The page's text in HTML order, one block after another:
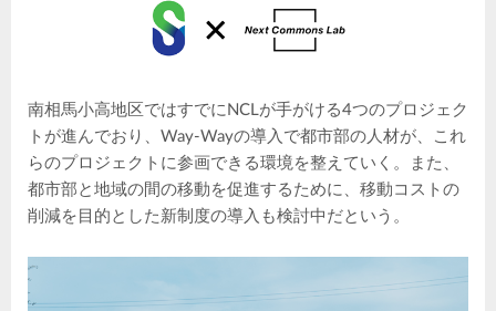
南相馬小高地区ではすでにNCLが手がける4つのプロジェク
トが進んでおり、Way-Wayの導入で都市部の人材が、これ
らのプロジェクトに参画できる環境を整えていく。また、
都市部と地域の間の移動を促進するために、移動コストの
削減を目的とした新制度の導入も検討中だという。